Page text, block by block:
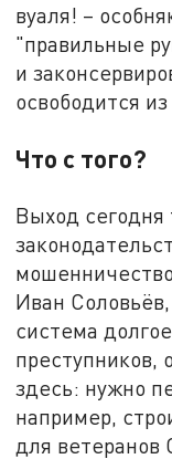
вуаля! –
"правильные
и
освободится
Что с того?
Выход сегодня
Иван
система
преступников,
здесь: нужно
например,
для